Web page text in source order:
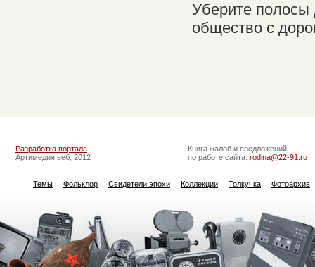
Уберите полосы
общество с
Разработка портала
Артимедия веб, 2012
Книга жалоб и предложений
по работе сайта: rodina@22-91.ru
Темы Фольклор Свидетели эпохи Коллекции Толкучка Фотоархив